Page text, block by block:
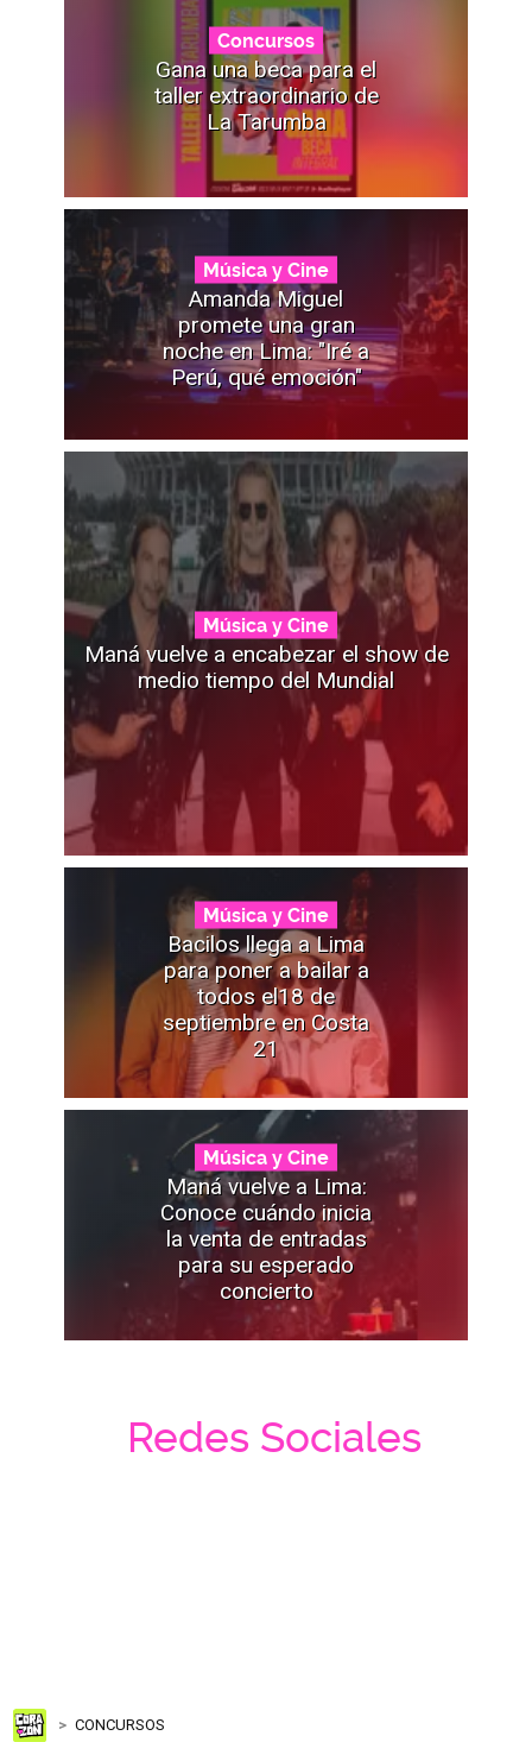
Concursos
Gana una beca para el
taller extraordinario de
La Tarumba
Música y Cine
Amanda Miguel
promete una gran
noche en Lima: "Iré a
Perú, qué emoción"
Música y Cine
Maná vuelve a encabezar el show de
medio tiempo del Mundial
Música y Cine
Bacilos llega a Lima
para poner a bailar a
todos el18 de
septiembre en Costa
21
Música y Cine
Maná vuelve a Lima:
Conoce cuándo inicia
la venta de entradas
para su esperado
concierto
Redes Sociales
CONCURSOS